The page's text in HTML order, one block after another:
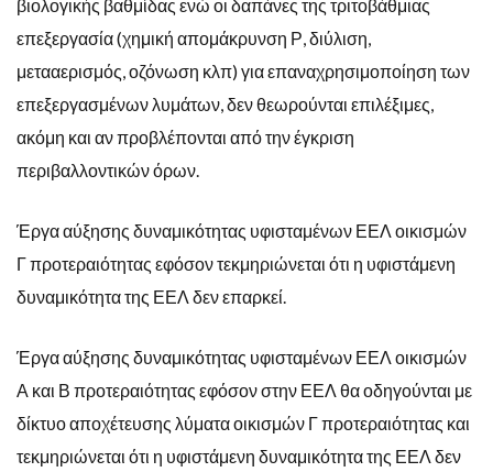
βιολογικής βαθμίδας ενώ οι δαπάνες της τριτοβάθμιας
επεξεργασία (χημική απομάκρυνση Ρ, διύλιση,
μετααερισμός, οζόνωση κλπ) για επαναχρησιμοποίηση των
επεξεργασμένων λυμάτων, δεν θεωρούνται επιλέξιμες,
ακόμη και αν προβλέπονται από την έγκριση
περιβαλλοντικών όρων.
Έργα αύξησης δυναμικότητας υφισταμένων ΕΕΛ οικισμών
Γ προτεραιότητας εφόσον τεκμηριώνεται ότι η υφιστάμενη
δυναμικότητα της ΕΕΛ δεν επαρκεί.
Έργα αύξησης δυναμικότητας υφισταμένων ΕΕΛ οικισμών
Α και Β προτεραιότητας εφόσον στην ΕΕΛ θα οδηγούνται με
δίκτυο αποχέτευσης λύματα οικισμών Γ προτεραιότητας και
τεκμηριώνεται ότι η υφιστάμενη δυναμικότητα της ΕΕΛ δεν